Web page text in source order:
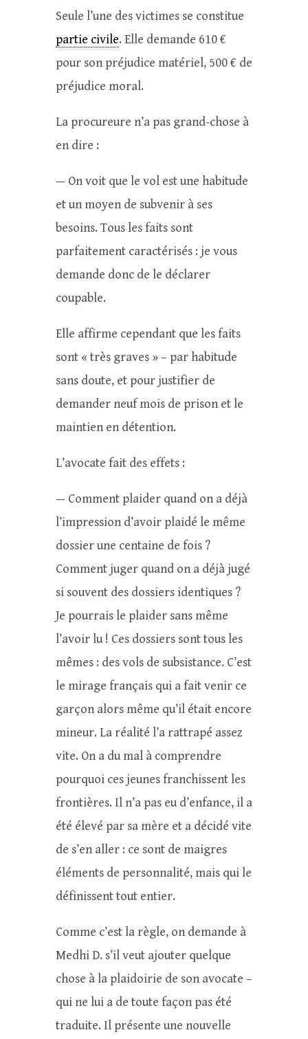
Seule l’une des victimes se constitue
partie civile. Elle demande 610 €
pour son préjudice matériel, 500 € de
préjudice moral.
La procureure n’a pas grand-chose à
en dire :
— On voit que le vol est une habitude
et un moyen de subvenir à ses
besoins. Tous les faits sont
parfaitement caractérisés : je vous
demande donc de le déclarer
coupable.
Elle affirme cependant que les faits
sont « très graves » – par habitude
sans doute, et pour justifier de
demander neuf mois de prison et le
maintien en détention.
L’avocate fait des effets :
— Comment plaider quand on a déjà
l’impression d’avoir plaidé le même
dossier une centaine de fois ?
Comment juger quand on a déjà jugé
si souvent des dossiers identiques ?
Je pourrais le plaider sans même
l’avoir lu ! Ces dossiers sont tous les
mêmes : des vols de subsistance. C’est
le mirage français qui a fait venir ce
garçon alors même qu’il était encore
mineur. La réalité l’a rattrapé assez
vite. On a du mal à comprendre
pourquoi ces jeunes franchissent les
frontières. Il n’a pas eu d’enfance, il a
été élevé par sa mère et a décidé vite
de s’en aller : ce sont de maigres
éléments de personnalité, mais qui le
définissent tout entier.
Comme c’est la règle, on demande à
Medhi D. s’il veut ajouter quelque
chose à la plaidoirie de son avocate –
qui ne lui a de toute façon pas été
traduite. Il présente une nouvelle